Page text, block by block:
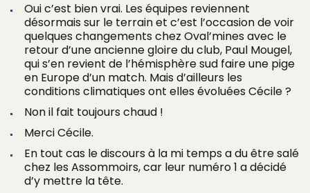
Oui c’est bien vrai. Les équipes reviennent
désormais sur le terrain et c’est l’occasion de voir
quelques changements chez Oval’mines avec le
retour d’une ancienne gloire du club, Paul Mougel,
qui s’en revient de l’hémisphère sud faire une pige
en Europe d’un match. Mais d’ailleurs les
conditions climatiques ont elles évoluées Cécile ?
Non il fait toujours chaud !
Merci Cécile.
En tout cas le discours à la mi temps a du être salé
chez les Assommoirs, car leur numéro 1 a décidé
d’y mettre la tête.